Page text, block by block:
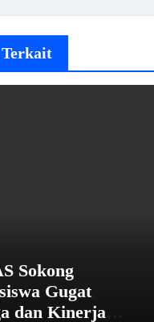
Terkait
Sokong
Gugat
dan Kinerja